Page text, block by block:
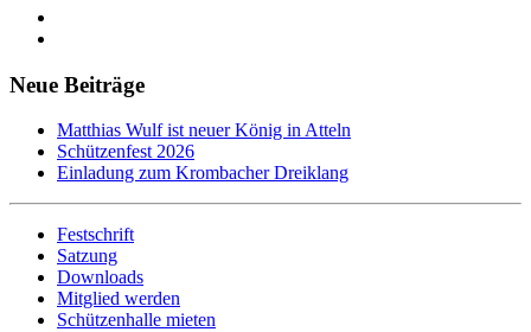
Neue Beiträge
Matthias Wulf ist neuer König in Atteln
Schützenfest 2026
Einladung zum Krombacher Dreiklang
Festschrift
Satzung
Downloads
Mitglied werden
Schützenhalle mieten